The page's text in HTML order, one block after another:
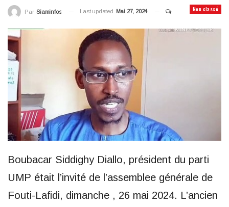
Non classé
Par Siaminfos Last updated Mai 27, 2024
Boubacar Siddighy Diallo, président du parti
UMP était l’invité de l’assemblee générale de
Fouti-Lafidi, dimanche , 26 mai 2024. L’ancien